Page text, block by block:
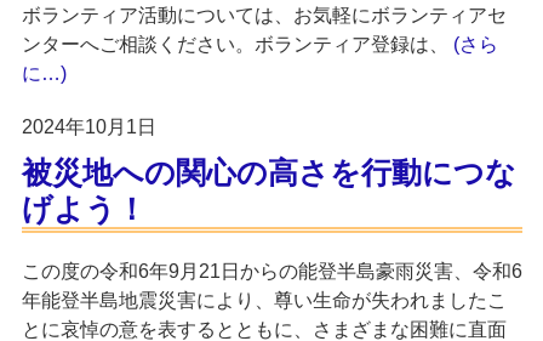
ボランティア活動については、お気軽にボランティアセ
ンターへご相談ください。ボランティア登録は、 (さら
に…)
2024年10月1日
被災地への関心の高さを行動につな
げよう！
この度の令和6年9月21日からの能登半島豪雨災害、令和6
年能登半島地震災害により、尊い生命が失われましたこ
とに哀悼の意を表するとともに、さまざまな困難に直面